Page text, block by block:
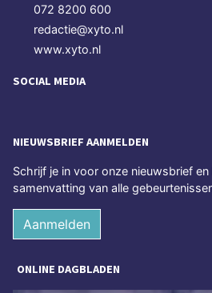
072 8200 600
redactie@xyto.nl
www.xyto.nl
SOCIAL MEDIA
NIEUWSBRIEF AANMELDEN
Schrijf je in voor onze nieuwsbrief
samenvatting van alle
Aanmelden
ONLINE DAGBLADEN